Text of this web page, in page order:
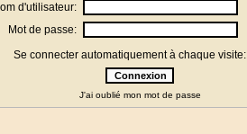
d'utilisateur:
Mot de passe:
Se connecter automatiquement à chaque visite:
J'ai oublié mon mot de passe